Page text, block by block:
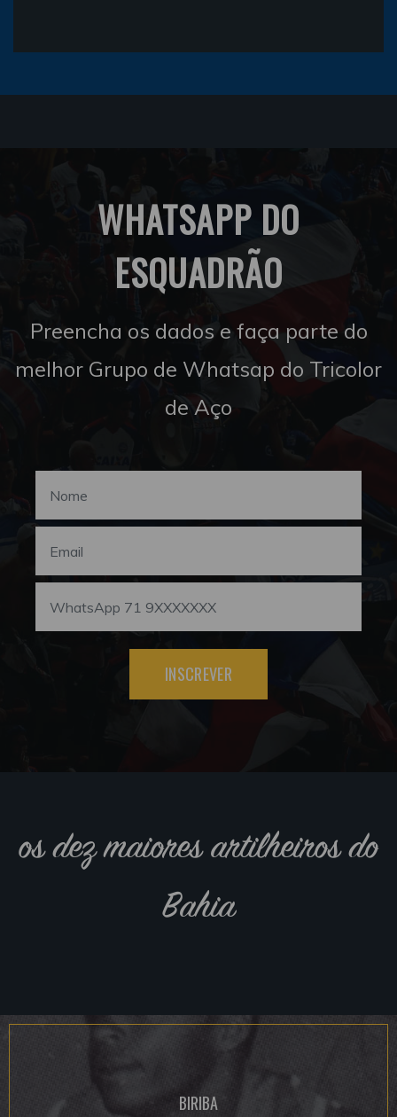
WHATSAPP DO
ESQUADRÃO
Preencha os dados e faça parte do
melhor Grupo de Whatsap do Tricolor
de Aço
INSCREVER
os dez maiores artilheiros do
Bahia
BIRIBA